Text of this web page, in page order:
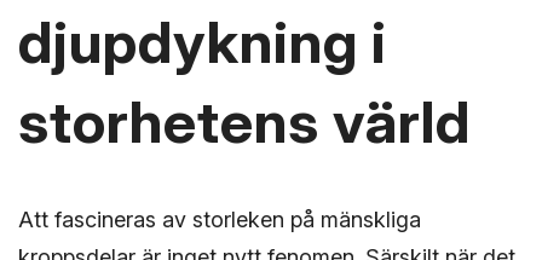
djupdykning i
storhetens värld
Att fascineras av storleken på mänskliga